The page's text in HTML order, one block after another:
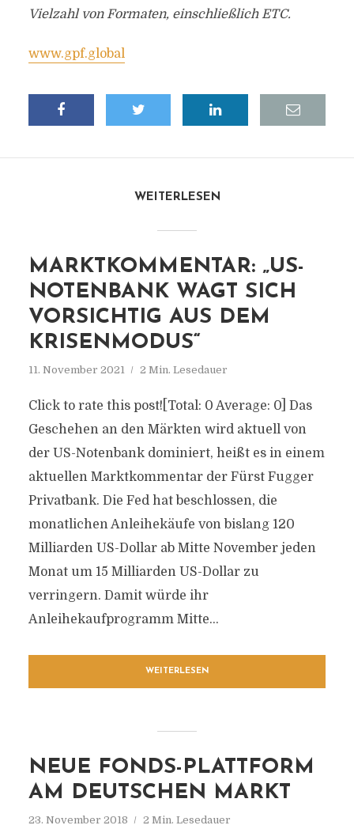
Vielzahl von Formaten, einschließlich ETC.
www.gpf.global
WEITERLESEN
MARKTKOMMENTAR: „US-
NOTENBANK WAGT SICH
VORSICHTIG AUS DEM
KRISENMODUS“
11. November 2021 2 Min. Lesedauer
Click to rate this post![Total: 0 Average: 0] Das
Geschehen an den Märkten wird aktuell von
der US-Notenbank dominiert, heißt es in einem
aktuellen Marktkommentar der Fürst Fugger
Privatbank. Die Fed hat beschlossen, die
monatlichen Anleihekäufe von bislang 120
Milliarden US-Dollar ab Mitte November jeden
Monat um 15 Milliarden US-Dollar zu
verringern. Damit würde ihr
Anleihekaufprogramm Mitte...
WEITERLESEN
NEUE FONDS-PLATTFORM
AM DEUTSCHEN MARKT
23. November 2018 2 Min. Lesedauer